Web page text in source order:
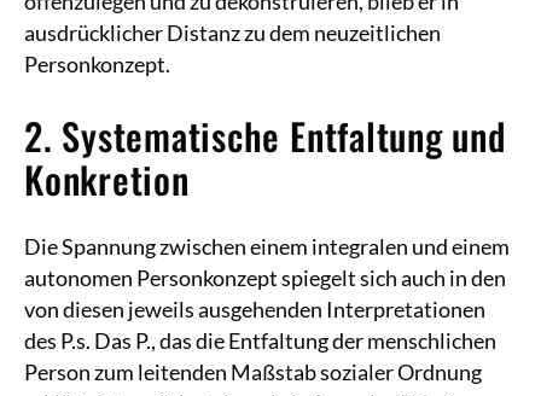
ausdrücklicher Distanz zu dem neuzeitlichen
Personkonzept.
2. Systematische Entfaltung und
Konkretion
Die Spannung zwischen einem integralen und einem
autonomen Personkonzept spiegelt sich auch in den
von diesen jeweils ausgehenden Interpretationen
des P.s. Das P., das die Entfaltung der menschlichen
Person zum leitenden Maßstab sozialer Ordnung